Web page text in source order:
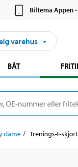
Biltema Appen-
varehus
BÅT
dame Trenings-t-